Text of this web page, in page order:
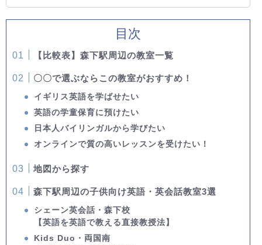
目次
【比較表】森下駅周辺の教室一覧
〇〇で選ぶならこの教室がおすすめ！
イギリス英語を学ばせたい
英語の学童保育に預けたい
日本人バイリンガルから学びたい
オンラインで質の高いレッスンを受けたい！
地図から探す
森下駅周辺の子供向け英語・英会話教室3選
シェーン英会話・森下校
【英語を英語で教える直接教授法】
Kids Duo・両国南